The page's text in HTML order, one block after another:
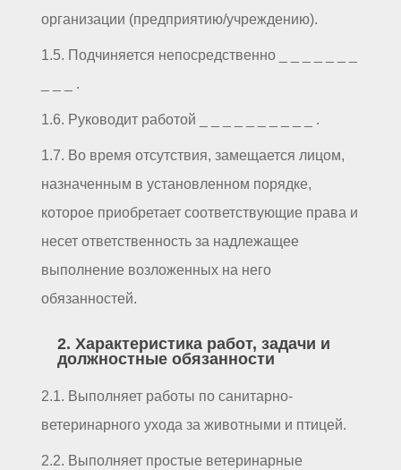
организации (предприятию/учреждению).
1.5. Подчиняется непосредственно _ _ _ _ _ _ _
_ _ _ .
1.6. Руководит работой _ _ _ _ _ _ _ _ _ _ .
1.7. Во время отсутствия, замещается лицом,
назначенным в установленном порядке,
которое приобретает соответствующие права и
несет ответственность за надлежащее
выполнение возложенных на него
обязанностей.
2. Характеристика работ, задачи и
должностные обязанности
2.1. Выполняет работы по санитарно-
ветеринарного ухода за животными и птицей.
2.2. Выполняет простые ветеринарные